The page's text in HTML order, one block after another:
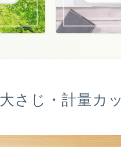
さじ・計量カッ